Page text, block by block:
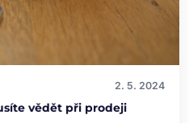
2. 5. 2024
vědět při prodeji